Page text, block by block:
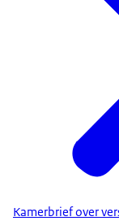
Kamerbrief over